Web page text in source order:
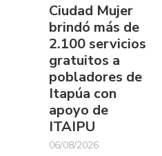
Ciudad Mujer
brindó más de
2.100 servicios
gratuitos a
pobladores de
Itapúa con
apoyo de
ITAIPU
06/08/2026